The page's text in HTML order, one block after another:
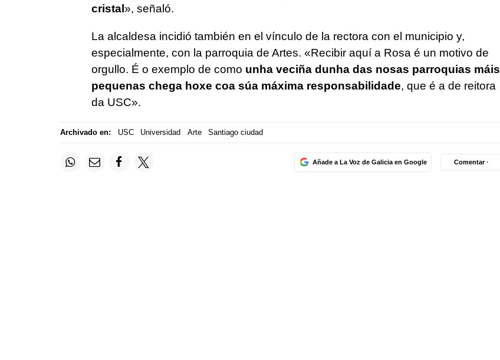
cristal », señaló.
La alcaldesa incidió también en el vínculo de la rectora con el municipio y,
especialmente, con la parroquia de Artes. «Recibir aquí a Rosa é un motivo de
orgullo. É o exemplo de como unha veciña dunha das nosas parroquias máis
pequenas chega hoxe coa súa máxima responsabilidade, que é a de reitora
da USC».
Archivado en: USC Universidad Arte Santiago ciudad
Añade a La Voz de Galicia en Google Comentar ·